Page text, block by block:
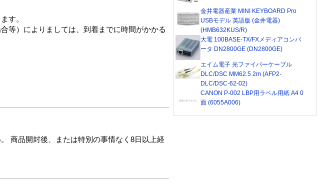
す。
等）によりましては、到着までに時間がかかる
商品開封後、または特別の事情なく8日以上経
金井電器産業 MINI KEYBOARD Pro
USBモデル 英語版 (金井電器)
(HMB632KUS/R)
大電 100BASE-TX/FXメディアコンバ
ータ DN2800GE (DN2800GE)
エイム電子 光ファイバーケーブル
DLC/DSC MM62.5 2m (AFP2-
DLC/DSC-62-02)
CANON P-002 LBP用ラベル用紙 A4 0
面 (6055A006)